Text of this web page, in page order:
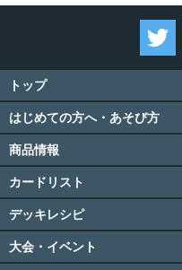
トップ
はじめての方へ・あそび方
商品情報
カードリスト
デッキレシピ
大会・イベント